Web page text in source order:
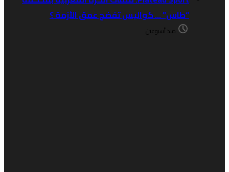
“طاس” … كواليس تفضح عمق الأزمة ؟
منذ أسبوعين